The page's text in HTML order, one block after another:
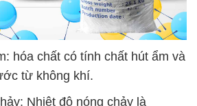
hóa chất có tính chất hút ẩm và
từ không khí.
Nhiệt độ nóng chảy là